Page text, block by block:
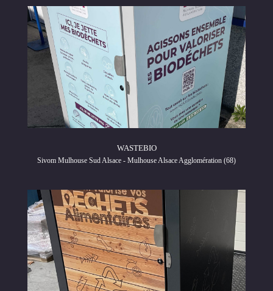
WASTEBIO
Sivom Mulhouse Sud Alsace - Mulhouse Alsace Agglomération (68)